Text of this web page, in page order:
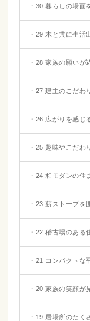
・30 暮らしの場面
・29 木と共に生活
・28 家族の願いが
・27 建主のこだわ
・26 広がりを感じ
・25 趣味やこだわ
・24 和モダンの住
・23 薪ストーブを
・22 稽古場のある
・21 コンパクトな
・20 家族の笑顔が
・19 居場所のたく